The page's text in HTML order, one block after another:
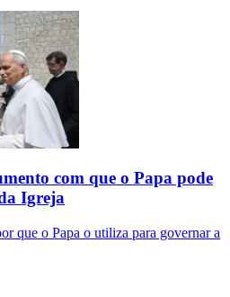
com que o Papa pode
Igreja
que o Papa o utiliza para governar a